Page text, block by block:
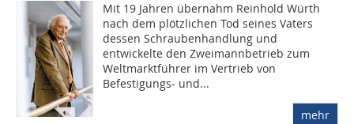
Mit 19 Jahren übernahm Reinhold Würth
nach dem plötzlichen Tod seines Vaters
dessen Schraubenhandlung und
entwickelte den Zweimannbetrieb zum
Weltmarktführer im Vertrieb von
Befestigungs- und...
mehr